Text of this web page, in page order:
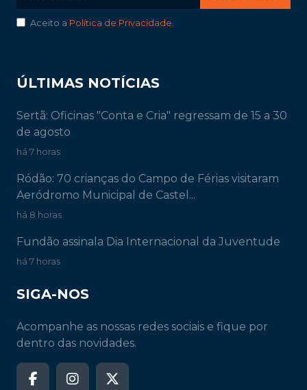
Aceito a Política de Privacidade
ÚLTIMAS NOTÍCIAS
Sertã: Oficinas "Conta e Cria" regressam de 15 a 30
de agosto
há 7 horas
Ródão: 70 crianças do Campo de Férias visitaram
Aeródromo Municipal de Castel...
há 8 horas
Fundão assinala Dia Internacional da Juventude
há 7 horas
SIGA-NOS
Acompanhe as nossas redes sociais e fique por
dentro das novidades.